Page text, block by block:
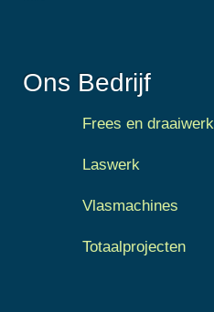
Ons Bedrijf
Frees en draaiwerk
Laswerk
Vlasmachines
Totaalprojecten